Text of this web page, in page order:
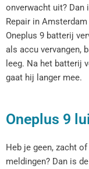
onverwacht uit? Dan
Repair in
Oneplus 9 batterij
als accu vervangen,
leeg. Na het batterij
gaat hij langer mee.
Oneplus 9
Heb je geen, zacht
meldingen? Dan is